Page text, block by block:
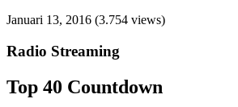
Januari 13, 2016 (3.754 views)
Radio Streaming
Top 40 Countdown